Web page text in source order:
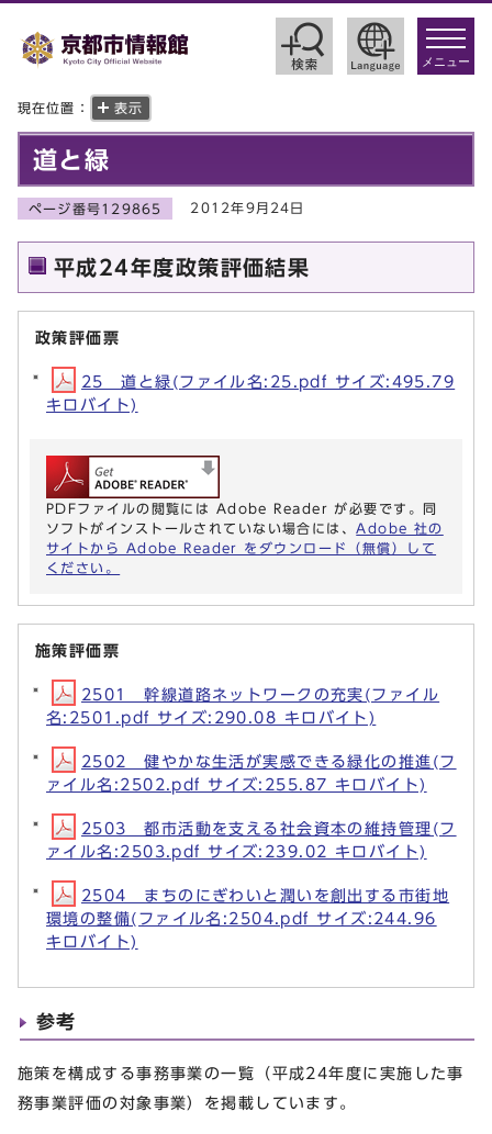
toggle
メニュー
現在位置： 表示
道と緑
ページ番号129865 2012年9月24日
平成24年度政策評価結果
政策評価票
25 道と緑(ファイル名:25.pdf サイズ:495.79
キロバイト)
PDFファイルの閲覧には Adobe Reader が必要です。同
ソフトがインストールされていない場合には、 Adobe 社の
サイトから Adobe Reader をダウンロード（無償）して
ください。
施策評価票
2501 幹線道路ネットワークの充実(ファイル
名:2501.pdf サイズ:290.08 キロバイト)
2502 健やかな生活が実感できる緑化の推進(フ
ァイル名:2502.pdf サイズ:255.87 キロバイト)
2503 都市活動を支える社会資本の維持管理(フ
ァイル名:2503.pdf サイズ:239.02 キロバイト)
2504 まちのにぎわいと潤いを創出する市街地
環境の整備(ファイル名:2504.pdf サイズ:244.96
キロバイト)
参考
施策を構成する事務事業の一覧（平成24年度に実施した事
務事業評価の対象事業）を掲載しています。